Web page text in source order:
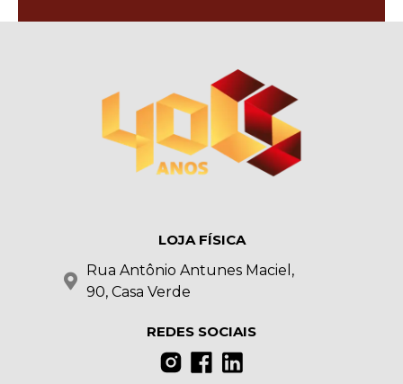
LOJA FÍSICA
Rua Antônio Antunes Maciel,
90, Casa Verde
REDES SOCIAIS